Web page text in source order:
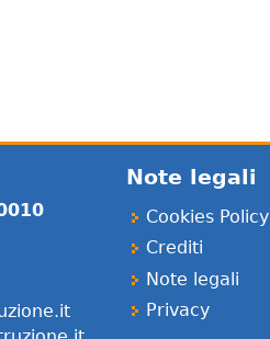
Note legali
Cookies Policy
Crediti
Note legali
Privacy